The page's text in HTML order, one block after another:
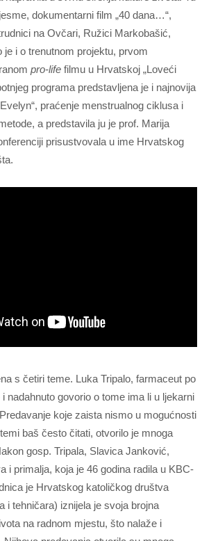
dokumentarni film „40 dana…“,
na Ovčari, Ružici Markobašić,
je i o trenutnom projektu, prvom
pro-life filmu u Hrvatskoj „Loveći
programa predstavljena je i najnovija
praćenje menstrualnog ciklusa i
a predstavila ju je prof. Marija
prisustvovala u ime Hrvatskog
s četiri teme. Luka Tripalo, farmaceut po
nadahnuto govorio o tome ima li u ljekarni
koje zaista nismo u mogućnosti
baš često čitati, otvorilo je mnoga
gosp. Tripala, Slavica Janković,
i primalja, koja je 46 godina radila u KBC-
je Hrvatskog katoličkog društva
i tehničara) iznijela je svoja brojna
na radnom mjestu, što nalaže i